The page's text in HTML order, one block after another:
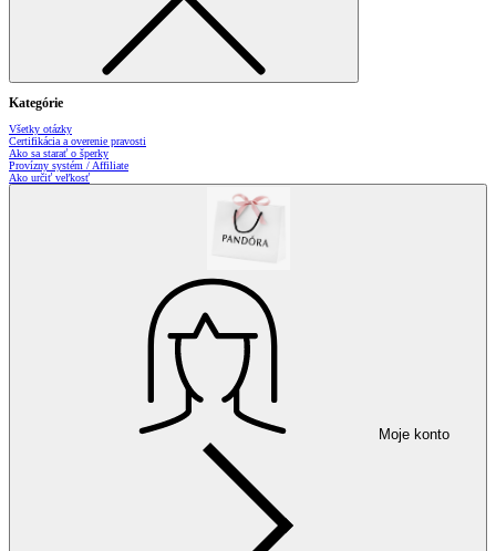
Kategórie
Všetky otázky
Certifikácia a overenie pravosti
Ako sa starať o šperky
Provízny systém / Affiliate
Ako určiť veľkosť
Moje konto